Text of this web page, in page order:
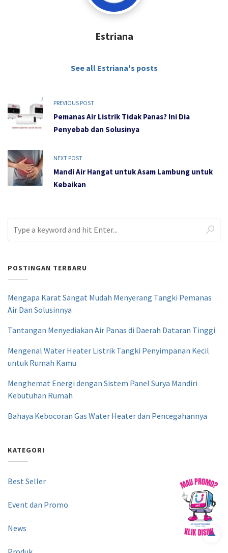
Estriana
See all Estriana's posts
PREVIOUS POST
Pemanas Air Listrik Tidak Panas? Ini Dia
Penyebab dan Solusinya
NEXT POST
Mandi Air Hangat untuk Asam Lambung untuk
Kebaikan
POSTINGAN TERBARU
Mengapa Karat Sangat Mudah Menyerang Tangki Pemanas
Air Dan Solusinnya
Tantangan Menyediakan Air Panas di Daerah Dataran Tinggi
Mengenal Water Heater Listrik Tangki Penyimpanan Kecil
untuk Rumah Kamu
Menghemat Energi dengan Sistem Panel Surya Mandiri
Kebutuhan Rumah
Bahaya Kebocoran Gas Water Heater dan Pencegahannya
KATEGORI
Best Seller
Event dan Promo
News